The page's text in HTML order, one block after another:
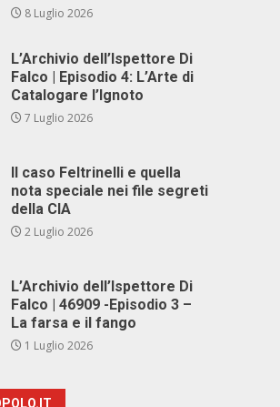
8 Luglio 2026
L’Archivio dell’Ispettore Di
Falco | Episodio 4: L’Arte di
Catalogare l’Ignoto
7 Luglio 2026
Il caso Feltrinelli e quella
nota speciale nei file segreti
della CIA
2 Luglio 2026
L’Archivio dell’Ispettore Di
Falco | 46909 -Episodio 3 –
La farsa e il fango
1 Luglio 2026